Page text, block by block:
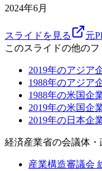
2024年6月
スライドを見る
元
このスライドの他のフ
2019年のアジア
1988年のアジア
1988年の米国企
2019年の米国企
2019年の日本企
経済産業省の会議体・
産業構造審議会